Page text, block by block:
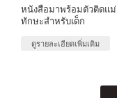
หนังสือมาพร้อมตัวติดแม่
ทักษะสำหรับเด็ก
ดูรายละเอียดเพิ่มเติม